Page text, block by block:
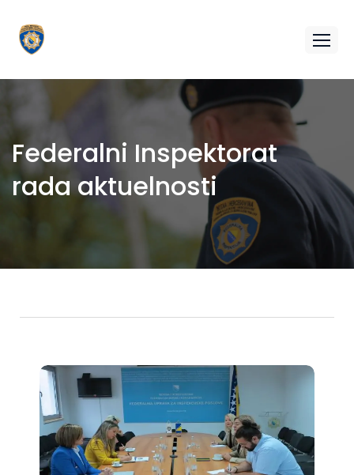
Federalni Inspektorat
rada aktuelnosti